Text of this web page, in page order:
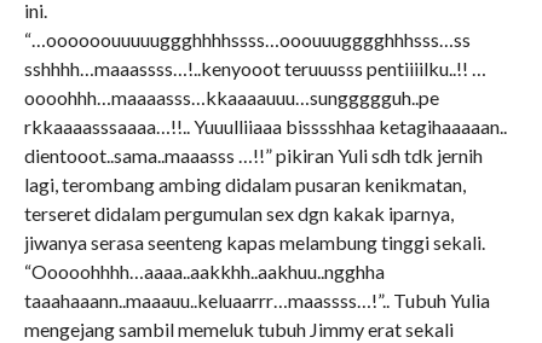
ini.
“…oooooouuuuuggghhhhssss…ooouuugggghhhsss…ss
sshhhh…maaassss…!..kenyooot teruuusss pentiiiilku..!! …
oooohhh…maaaasss…kkaaaauuu…sunggggguh..pe
rkkaaaasssaaaa…!!.. Yuuulliiaaa bisssshhaa ketagihaaaaan..
dientooot..sama..maaasss …!!” pikiran Yuli sdh tdk jernih
lagi, terombang ambing didalam pusaran kenikmatan,
terseret didalam pergumulan sex dgn kakak iparnya,
jiwanya serasa seenteng kapas melambung tinggi sekali.
“Ooooohhhh…aaaa..aakkhh..aakhuu..ngghha
taaahaaann..maaauu..keluaarrr…maassss…!”.. Tubuh Yulia
mengejang sambil memeluk tubuh Jimmy erat sekali